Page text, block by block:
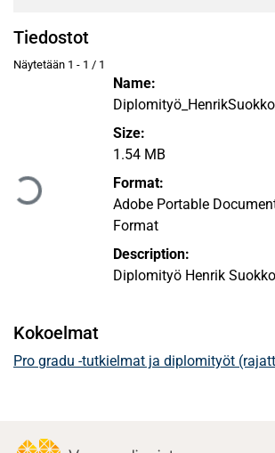
Tiedostot
Näytetään 1 - 1 / 1
Ladataan...
Name:
Size:
1.54 MB
Format:
Adobe Portable
Format
Description:
Diplomityö Henrik Suokko
Kokoelmat
Pro gradu -tutkielmat ja diplomityöt